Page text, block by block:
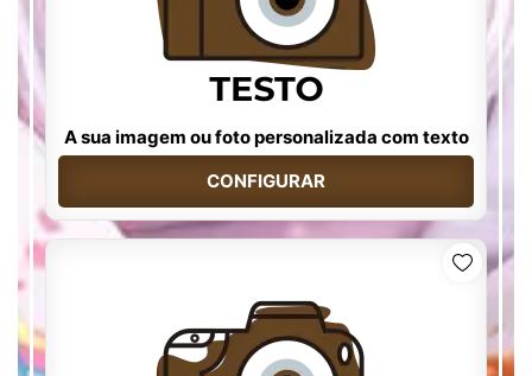
A sua imagem ou foto personalizada com texto
CONFIGURAR